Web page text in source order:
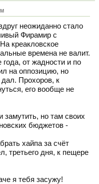
неожиданно стало
Фирамир с
креакловское
времена не валит.
от жадности и по
на оппозицию, но
Прохоров, к
его вообще не
замутить, но там своих
бюджетов -
хайпа за счёт
третьего дня, к пещере
я тебя засужу!